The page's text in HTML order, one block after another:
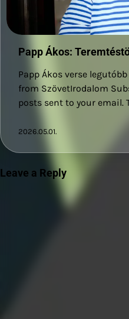
Papp Ákos:
Papp Ákos verse
from SzövetIrodalom
posts sent to your email.
2026.05.01.
Leave a Reply